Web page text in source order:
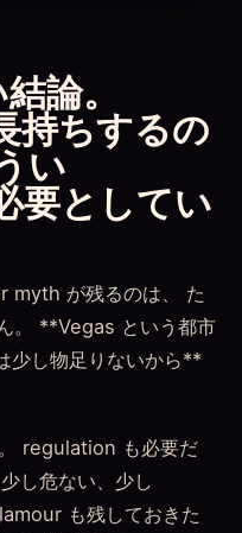
論。
持ちするの
い
要としてい
myth が残るのは、 た
。 **Vegas という都市
し物足りないから**
regulation も必要だ
し危ない、少し
も残しておきた